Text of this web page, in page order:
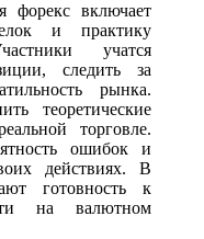
форекс включает
и практику
учатся
следить за
рынка.
теоретические
торговле.
ошибок и
действиях. В
готовность к
на валютном